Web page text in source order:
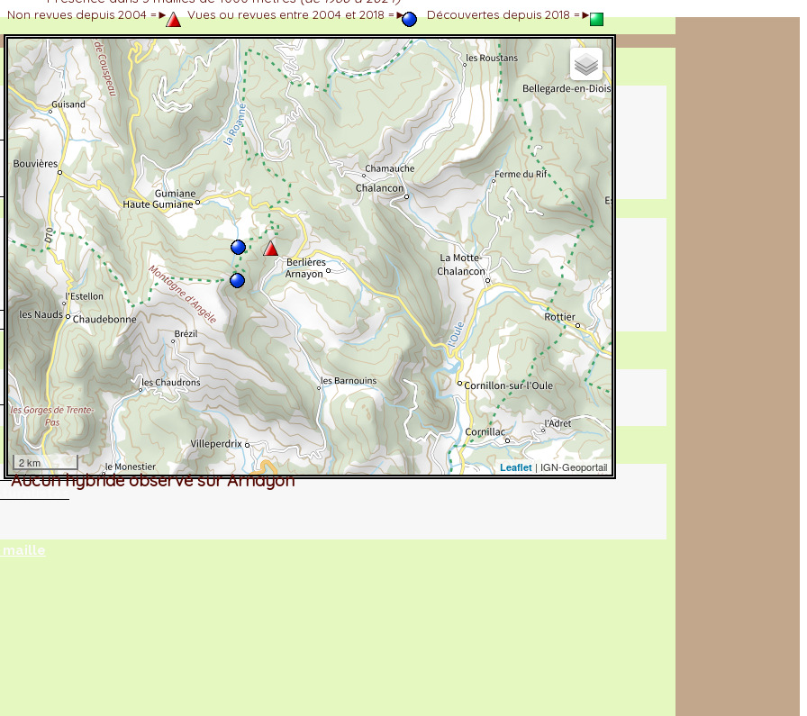
et cotations UICN)
?
maille
2 km Leaflet | IGN-Geoportail
Aucun hybride observé sur Arnayon
Non revues depuis 2004 =► Vues ou revues entre 2004 et 2018 =► Découvertes depuis 2018 =►